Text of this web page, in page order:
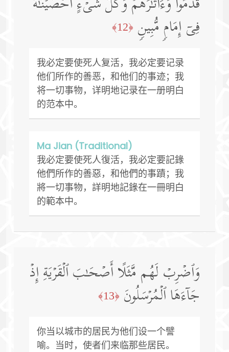
فِیۤ إِمَامࣲ مُّبِینࣲ ﴿12﴾
我必定要使死人复活，我必定要记录
他们所作的善恶，和他们的事迹；我
将一切事物，详明地记录在一册明白
的范本中。
Ma Jian (Traditional)
我必定要使死人復活，我必定要記錄
他們所作的善惡，和他們的事蹟；我
將一切事物，詳明地記錄在一冊明白
的範本中。
وَٱضۡرِبۡ لَهُم مَّثَلًا أَصۡحَـٰبَ ٱلۡقَرۡیَةِ إِذۡ
جَاۤءَهَا ٱلۡمُرۡسَلُونَ ﴿13﴾
你当以城市的居民为他们设一个譬
喻。当时，使者们来临那些居民。